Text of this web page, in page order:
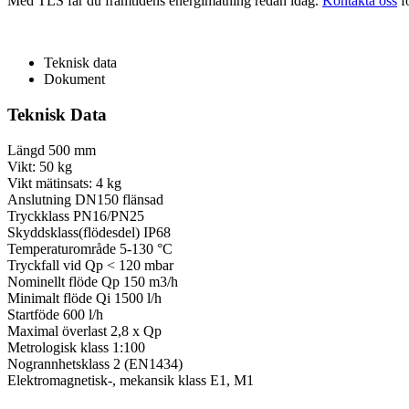
Teknisk data
Dokument
Teknisk Data
Längd 500 mm
Vikt: 50 kg
Vikt mätinsats: 4 kg
Anslutning DN150 flänsad
Tryckklass PN16/PN25
Skyddsklass(flödesdel) IP68
Temperaturområde 5-130 °C
Tryckfall vid Qp < 120 mbar
Nominellt flöde Qp 150 m3/h
Minimalt flöde Qi 1500 l/h
Startföde 600 l/h
Maximal överlast 2,8 x Qp
Metrologisk klass 1:100
Nogrannhetsklass 2 (EN1434)
Elektromagnetisk-, mekansik klass E1, M1